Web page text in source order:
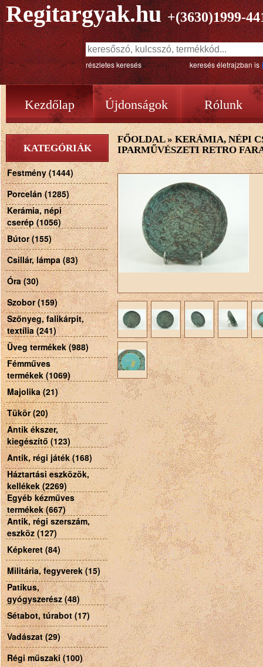
Regitargyak.hu +(3630)1999-
részletes keresés keresés életrajzban is
Kezdőlap Újdonságok Rólunk
KATEGÓRIÁK
Festmény (1444)
Porcelán (1285)
Kerámia, népi
cserép (1056)
Bútor (155)
Csillár, lámpa (83)
Óra (30)
Szobor (159)
Szőnyeg, falikárpit,
textília (241)
Üveg termékek (988)
Fémműves
termékek (1069)
Majolika (21)
Tükör (20)
Antik ékszer,
kiegészítő (123)
Antik, régi játék (168)
Háztartási eszközök,
kellékek (2269)
Egyéb kézműves
termékek (667)
Antik, régi szerszám,
eszköz (127)
Képkeret (84)
Militária, fegyverek (15)
Patikus,
gyógyszerész (48)
Sétabot, túrabot (17)
Vadászat (29)
Régi műszaki (100)
FŐOLDAL»KERÁMIA, NÉPI
IPARMŰVÉSZETI RETRO